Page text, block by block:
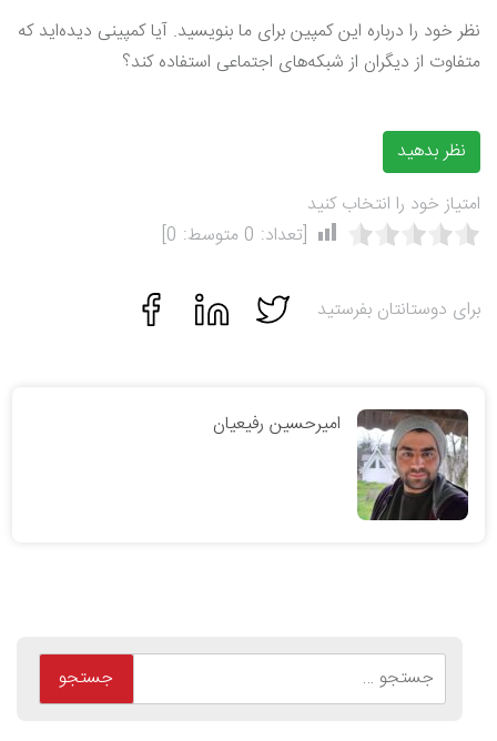
نظر خود را درباره این کمپین برای ما بنویسید. آیا کمپینی دیده‌اید که
متفاوت از دیگران از شبکه‌های اجتماعی استفاده کند؟
نظر بدهید
امتیاز خود را انتخاب کنید
[تعداد: 0 متوسط: 0
]
برای دوستانتان بفرستید
امیرحسین رفیعیان
جستجو
برای: